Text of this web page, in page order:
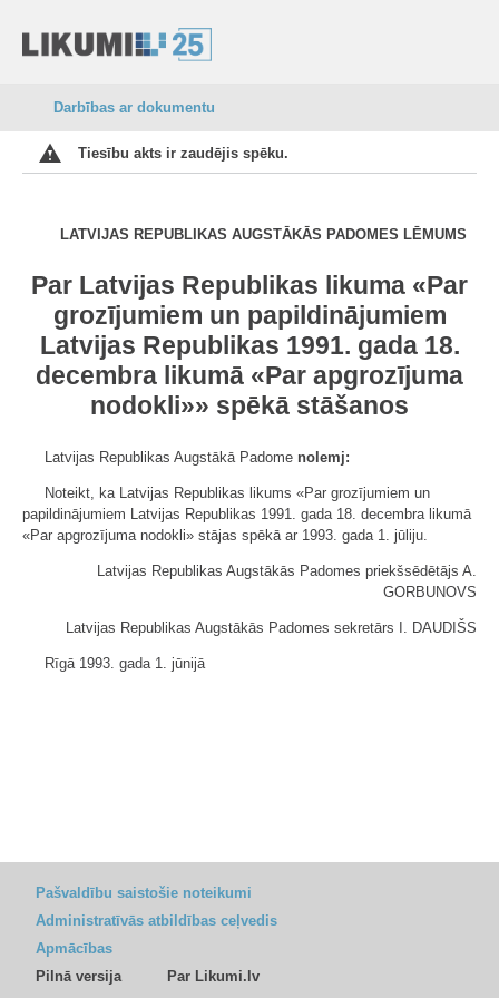
Darbības ar dokumentu
Tiesību akts ir zaudējis spēku.
LATVIJAS REPUBLIKAS AUGSTĀKĀS PADOMES LĒMUMS
Par Latvijas Republikas likuma «Par
grozījumiem un papildinājumiem
Latvijas Republikas 1991. gada 18.
decembra likumā «Par apgrozījuma
nodokli»» spēkā stāšanos
Latvijas Republikas Augstākā Padome nolemj:
Noteikt, ka Latvijas Republikas likums «Par grozījumiem un
papildinājumiem Latvijas Republikas 1991. gada 18. decembra likumā
«Par apgrozījuma nodokli» stājas spēkā ar 1993. gada 1. jūliju.
Latvijas Republikas Augstākās Padomes priekšsēdētājs A.
GORBUNOVS
Latvijas Republikas Augstākās Padomes sekretārs I. DAUDIŠS
Rīgā 1993. gada 1. jūnijā
Pašvaldību saistošie noteikumi
Administratīvās atbildības ceļvedis
Apmācības
Pilnā versija
Par Likumi.lv